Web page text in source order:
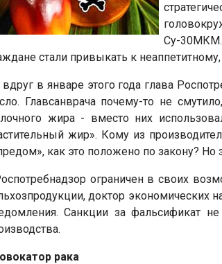
Су-30МКМ.
стали привыкать к
в январе этого года глава
Главсанврача почему-то не
жира - вместо них
жир». Кому из
как это положено по закону? Но
ограничен в своих
доктор экономических
Санкции за фальсификат
рака